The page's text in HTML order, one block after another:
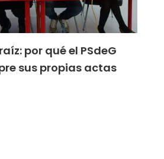
por qué el PSdeG
sus propias actas